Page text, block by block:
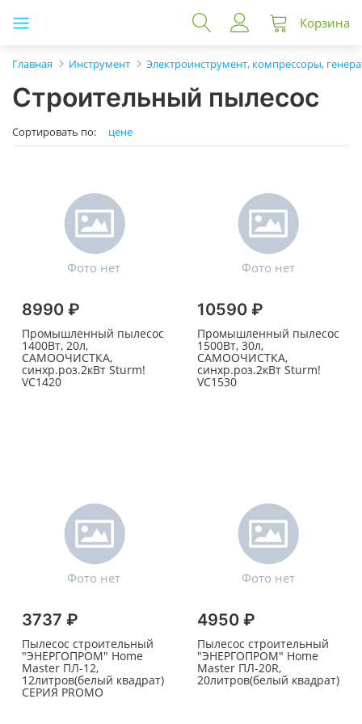
Корзина
Главная Инструмент Электроинструмент, компрессоры,
Строительный пылесос
Сортировать по: цене
8990 ₽
Промышленный пылесос
1400Вт, 20л,
САМООЧИСТКА,
синхр.роз.2кВт Sturm!
VC1420
10590 ₽
Промышленный пылесос
1500Вт, 30л,
САМООЧИСТКА,
синхр.роз.2кВт Sturm!
VC1530
3737 ₽
Пылесос строительный
"ЭНЕРГОПРОМ" Home
Master ПЛ-12,
12литров(белый квадрат)
СЕРИЯ PROMO
4950 ₽
Пылесос строительный
"ЭНЕРГОПРОМ" Home
Master ПЛ-20R,
20литров(белый квадрат)